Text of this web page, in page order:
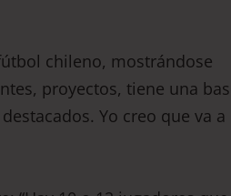
chileno, mostrándose
proyectos, tiene una
Yo creo que va a